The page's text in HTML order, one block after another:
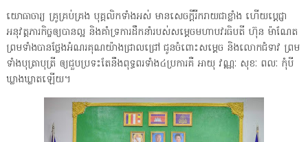
យោធាចារ្យ គ្រូគ្រប់គ្រង បុគ្គលិកទាំងអស់ មានសេចក្តីរីករាយជាខ្លាំង ហេីយប្តេជ្ញា
អនុវត្តភារកិច្ចឲ្យបានល្អ និងគាំទ្រការដឹកនាំរបស់សម្តេចមហាបវរធិបតី ហ៊ុន ម៉ាណែត
ព្រមទាំងបានថ្លែងអំណរគុណយ៉ាងជ្រាលជ្រៅ ជូនចំពោះសម្តេច និងលោកជំទាវ ព្រម
ទាំងបុត្រាបុត្រី ឲ្យជួបប្រទះតែនឹងពុទ្ធពរទាំង៤ប្រការគឺ អាយុ វណ្ណៈ សុខៈ ពលៈ កុំបី
ឃ្លាងឃ្លាតឡេីយ។